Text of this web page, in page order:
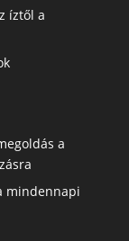
íztől a
a
mindennapi